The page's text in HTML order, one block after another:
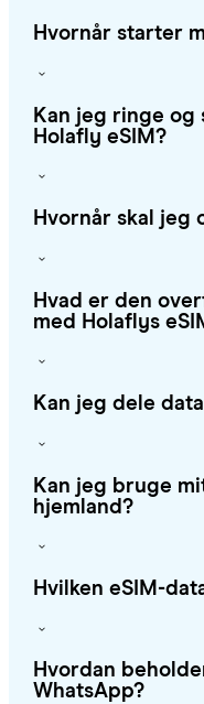
Hvornår starter
Kan jeg ringe og
Holafly eSIM?
Hvornår skal jeg
Hvad er den
med Holaflys
Kan jeg dele
Kan jeg bruge
hjemland?
Hvilken eSIM-
Hvordan
WhatsApp?